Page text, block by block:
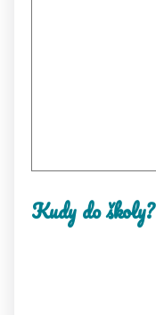
Kudy do školy?